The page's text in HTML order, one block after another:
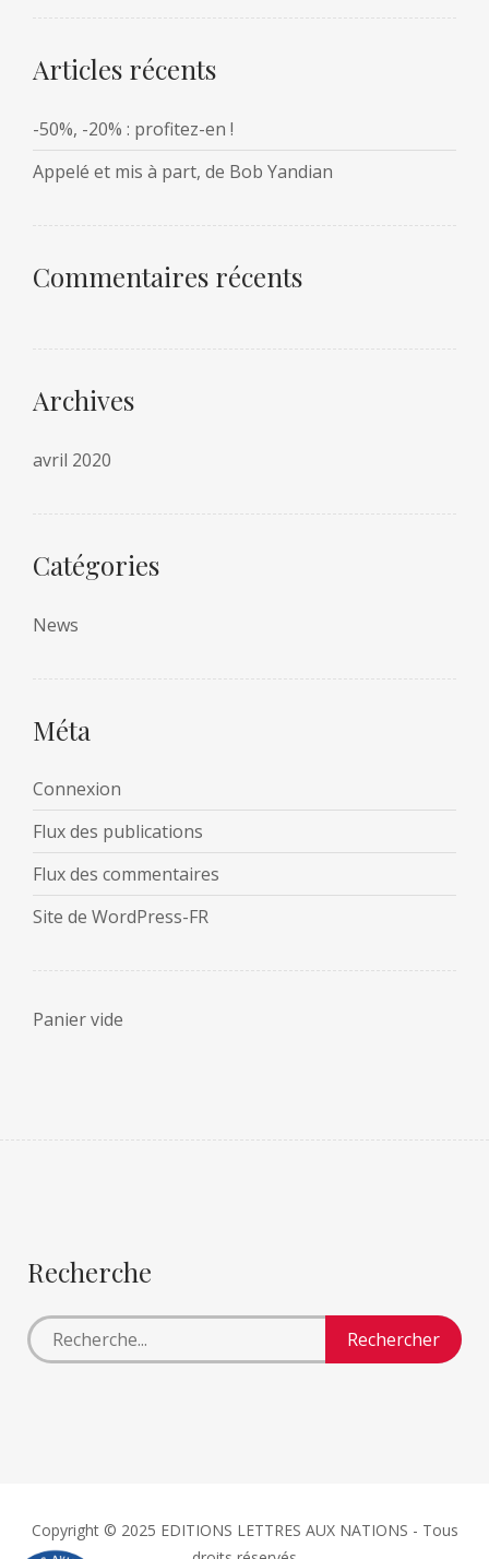
Articles récents
-50%, -20% : profitez-en !
Appelé et mis à part, de Bob Yandian
Commentaires récents
Archives
avril 2020
Catégories
News
Méta
Connexion
Flux des publications
Flux des commentaires
Site de WordPress-FR
Panier vide
Recherche
Copyright © 2025 EDITIONS LETTRES AUX NATIONS - Tous